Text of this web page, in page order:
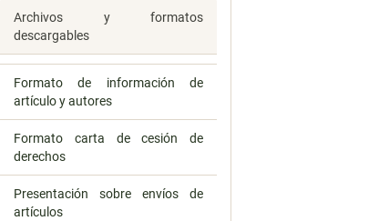
Archivos y formatos
descargables
Formato de información de
artículo y autores
Formato carta de cesión de
derechos
Presentación sobre envíos de
artículos